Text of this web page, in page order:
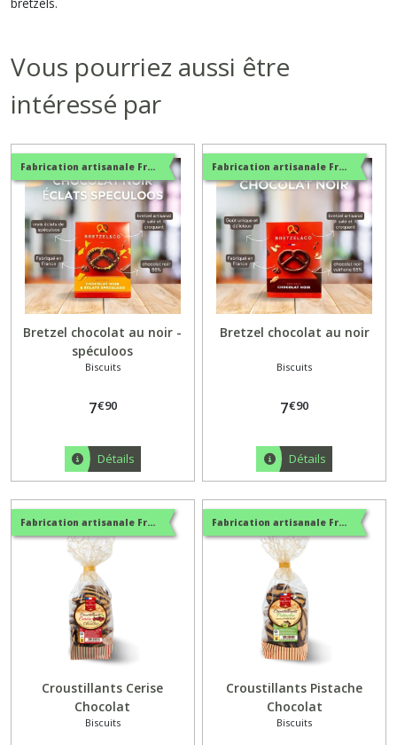
Vous pourriez aussi être
intéressé par
Fabrication artisanale Française
Bretzel chocolat au noir -
spéculoos
Biscuits
7€90
Détails
Fabrication artisanale Française
Bretzel chocolat au noir
Biscuits
7€90
Détails
Fabrication artisanale Française
Croustillants Cerise
Chocolat
Biscuits
Fabrication artisanale Française
Croustillants Pistache
Chocolat
Biscuits